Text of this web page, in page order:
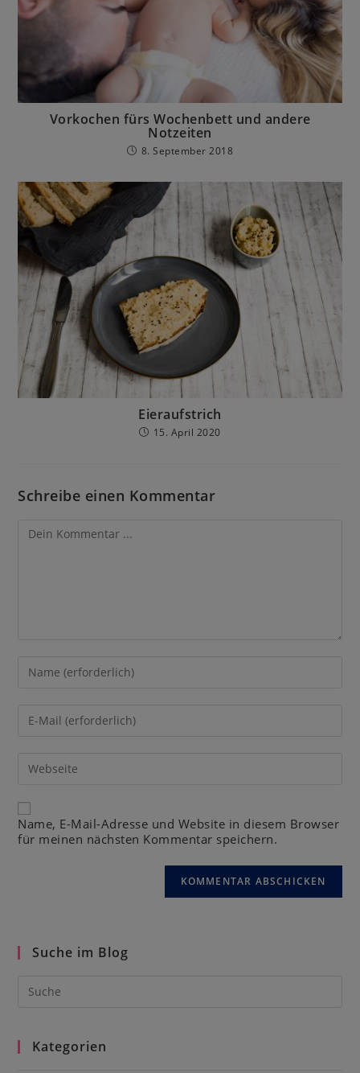
Vorkochen fürs Wochenbett und andere
Notzeiten
8. September 2018
Eieraufstrich
15. April 2020
Schreibe einen Kommentar
Name, E-Mail-Adresse und Website in diesem Browser
für meinen nächsten Kommentar speichern.
Suche im Blog
Kategorien